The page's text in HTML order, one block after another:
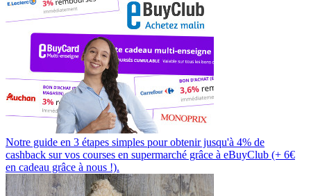
Notre guide en 3 étapes simples pour obtenir jusqu'à 4% de
cashback sur vos courses en supermarché grâce à eBuyClub (+ 6€
en cadeau grâce à nous !).